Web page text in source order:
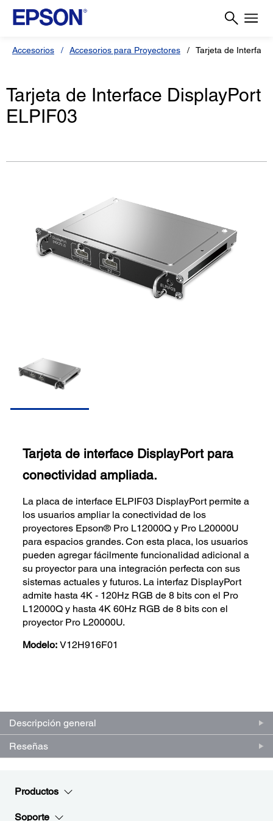
Accesorios Accesorios para Proyectores Tarjeta de
Tarjeta de Interface DisplayPort
ELPIF03
Tarjeta de interface DisplayPort para
conectividad ampliada.
La placa de interface ELPIF03 DisplayPort permite a
los usuarios ampliar la conectividad de los
proyectores Epson® Pro L12000Q y Pro L20000U
para espacios grandes. Con esta placa, los usuarios
pueden agregar fácilmente funcionalidad adicional a
su proyector para una integración perfecta con sus
sistemas actuales y futuros. La interfaz DisplayPort
admite hasta 4K - 120Hz RGB de 8 bits con el Pro
L12000Q y hasta 4K 60Hz RGB de 8 bits con el
proyector Pro L20000U.
Modelo: V12H916F01
Enlace
en
la
Descripción general
Reseñas
Productos
Soporte